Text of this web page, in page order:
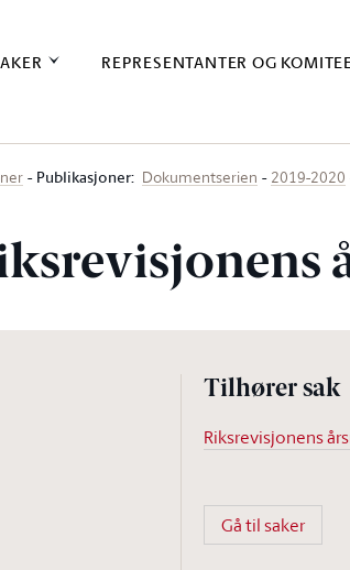
REPRESENTANTER OG
Publikasjoner: Dokumentserien 2019-2020
Tilhører sak
Riksrevisjonens
Gå til saker